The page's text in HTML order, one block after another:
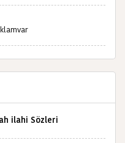
ilahi Sözleri